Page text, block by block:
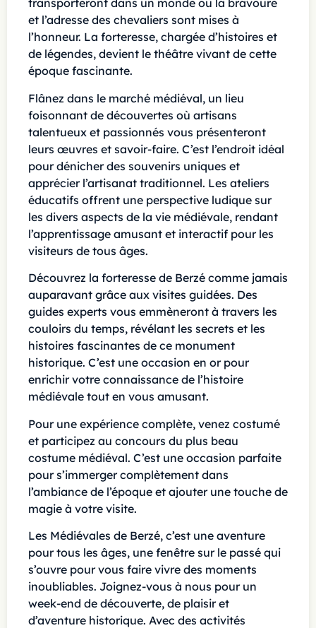
transporteront dans un monde où la bravoure
et l’adresse des chevaliers sont mises à
l’honneur. La forteresse, chargée d’histoires et
de légendes, devient le théâtre vivant de cette
époque fascinante.
Flânez dans le marché médiéval, un lieu
foisonnant de découvertes où artisans
talentueux et passionnés vous présenteront
leurs œuvres et savoir-faire. C’est l’endroit idéal
pour dénicher des souvenirs uniques et
apprécier l’artisanat traditionnel. Les ateliers
éducatifs offrent une perspective ludique sur
les divers aspects de la vie médiévale, rendant
l’apprentissage amusant et interactif pour les
visiteurs de tous âges.
Découvrez la forteresse de Berzé comme jamais
auparavant grâce aux visites guidées. Des
guides experts vous emmèneront à travers les
couloirs du temps, révélant les secrets et les
histoires fascinantes de ce monument
historique. C’est une occasion en or pour
enrichir votre connaissance de l’histoire
médiévale tout en vous amusant.
Pour une expérience complète, venez costumé
et participez au concours du plus beau
costume médiéval. C’est une occasion parfaite
pour s’immerger complètement dans
l’ambiance de l’époque et ajouter une touche de
magie à votre visite.
Les Médiévales de Berzé, c’est une aventure
pour tous les âges, une fenêtre sur le passé qui
s’ouvre pour vous faire vivre des moments
inoubliables. Joignez-vous à nous pour un
week-end de découverte, de plaisir et
d’aventure historique. Avec des activités